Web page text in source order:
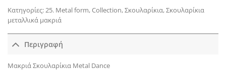
Κατηγορίες: 25. Metal form,Collection,Σκουλαρίκια,Σκουλαρίκια
μεταλλικά μακριά
Περιγραφή
Μακριά Σκουλαρίκια Metal Dance